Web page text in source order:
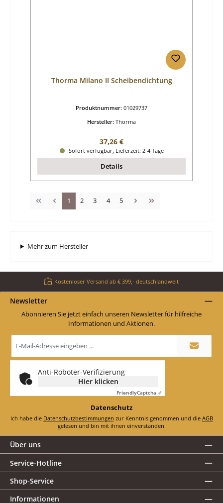
Thorma Milano II Scheibendichtung
Produktnummer: 01029737
Hersteller: Thorma
Regulärer Preis:
37,26 €
Sofort verfügbar, Lieferzeit: 2-4 Tage
Details
Seite
1 Seite
2 Seite
3 Seite
4 Seite
5
Mehr zum Hersteller
Kostenloser Versand ab € 399,- deutschlandweit
Newsletter
Abonnieren Sie jetzt einfach unseren Newsletter für hilfreiche
Informationen und Aktionen.
Mail-
*
Anti-Roboter-Verifizierung
Hier klicken
FriendlyCaptcha ⇗
Datenschutz
Ich habe die Datenschutzbestimmungen zur Kenntnis genommen und die AGB
gelesen und bin mit ihnen einverstanden.
Über uns
Service-Hotline
Shop-Service
Informationen